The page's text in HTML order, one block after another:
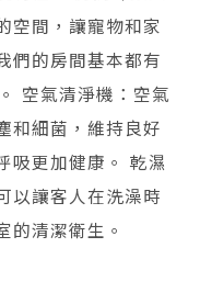
空間，讓寵物和家
們的房間基本都有
空氣清淨機：空氣
和細菌，維持良好
吸更加健康。 乾濕
以讓客人在洗澡時
的清潔衛生。